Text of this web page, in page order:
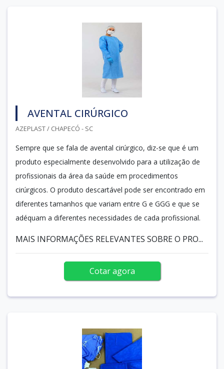
AVENTAL CIRÚRGICO
AZEPLAST / CHAPECÓ - SC
Sempre que se fala de avental cirúrgico, diz-se que é um
produto especialmente desenvolvido para a utilização de
profissionais da área da saúde em procedimentos
cirúrgicos. O produto descartável pode ser encontrado em
diferentes tamanhos que variam entre G e GGG e que se
adéquam a diferentes necessidades de cada profissional.
MAIS INFORMAÇÕES RELEVANTES SOBRE O PRO...
Cotar agora